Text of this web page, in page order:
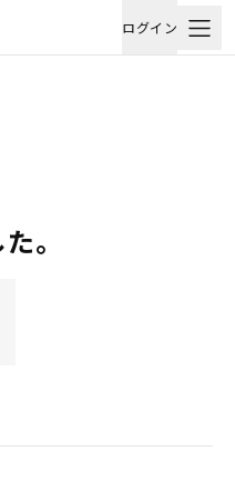
ログイン
。